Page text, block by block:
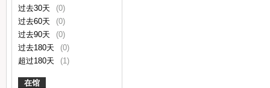
过去30天
(0)
过去60天
(0)
过去90天
(0)
过去180天
(0)
超过180天
(1)
在馆